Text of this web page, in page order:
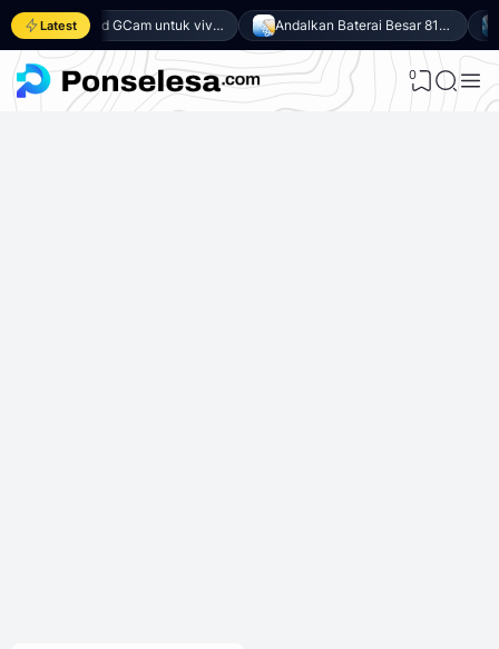
Latest Download GCam untuk vivo Y500 (GCam APK 9.6 & LMC 8.4) Andalkan Baterai Besar 8100mAh dan SoC Unisoc T7300, Ini dia 10 Keunggulan vivo Y500 4G
0